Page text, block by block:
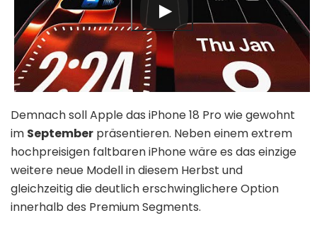
Demnach soll Apple das iPhone 18 Pro wie gewohnt
im September präsentieren. Neben einem extrem
hochpreisigen faltbaren iPhone wäre es das einzige
weitere neue Modell in diesem Herbst und
gleichzeitig die deutlich erschwinglichere Option
innerhalb des Premium Segments.